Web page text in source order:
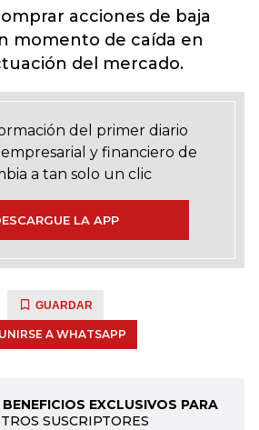
acciones de baja
momento de caída en
del mercado.
del primer diario
y financiero de
a tan solo un clic
LA APP
GUARDAR
UNIRSE A WHATSAPP
EXCLUSIVOS PARA
SUSCRIPTORES